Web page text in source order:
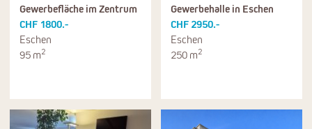
Gewerbefläche im Zentrum
CHF 1800.-
Eschen
95 m2
Gewerbehalle in Eschen
CHF 2950.-
Eschen
250 m2